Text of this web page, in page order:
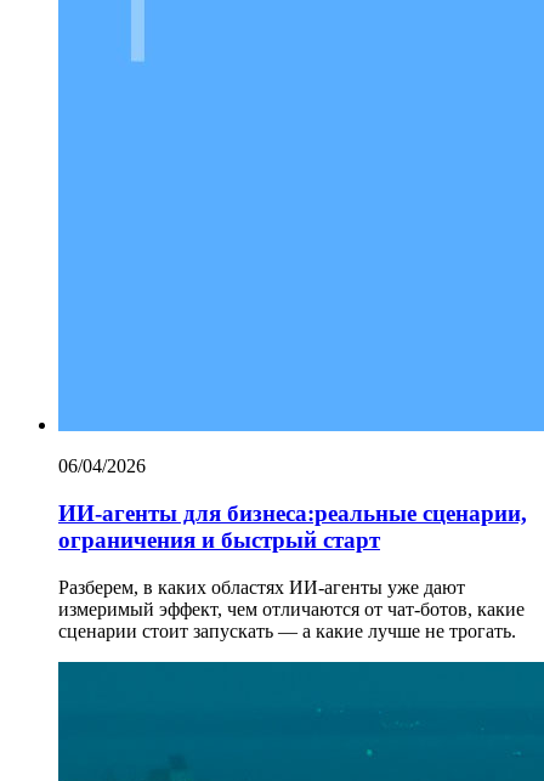
06/04/2026
ИИ-агенты для бизнеса:реальные сценарии,
ограничения и быстрый старт
Разберем, в каких областях ИИ-агенты уже дают
измеримый эффект, чем отличаются от чат-ботов, какие
сценарии стоит запускать — а какие лучше не трогать.